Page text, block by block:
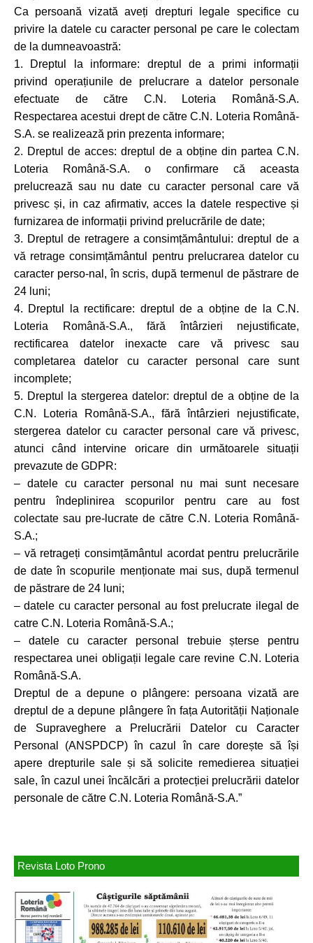
Ca persoană vizată aveți drepturi legale specifice cu
privire la datele cu caracter personal pe care le colectam
de la dumneavoastră:
1. Dreptul la informare: dreptul de a primi informații
privind operațiunile de prelucrare a datelor personale
efectuate de către C.N. Loteria Română-S.A.
Respectarea acestui drept de către C.N. Loteria Română-
S.A. se realizează prin prezenta informare;
2. Dreptul de acces: dreptul de a obține din partea C.N.
Loteria Română-S.A. o confirmare că aceasta
prelucrează sau nu date cu caracter personal care vă
privesc și, in caz afirmativ, acces la datele respective și
furnizarea de informații privind prelucrările de date;
3. Dreptul de retragere a consimțământului: dreptul de a
vă retrage consimțământul pentru prelucrarea datelor cu
caracter perso-nal, în scris, după termenul de păstrare de
24 luni;
4. Dreptul la rectificare: dreptul de a obține de la C.N.
Loteria Română-S.A., fără întârzieri nejustificate,
rectificarea datelor inexacte care vă privesc sau
completarea datelor cu caracter personal care sunt
incomplete;
5. Dreptul la stergerea datelor: dreptul de a obține de la
C.N. Loteria Română-S.A., fără întârzieri nejustificate,
stergerea datelor cu caracter personal care vă privesc,
atunci când intervine oricare din următoarele situații
prevazute de GDPR:
– datele cu caracter personal nu mai sunt necesare
pentru îndeplinirea scopurilor pentru care au fost
colectate sau pre-lucrate de către C.N. Loteria Română-
S.A.;
– vă retrageți consimțământul acordat pentru prelucrările
de date în scopurile menționate mai sus, după termenul
de păstrare de 24 luni;
– datele cu caracter personal au fost prelucrate ilegal de
catre C.N. Loteria Română-S.A.;
– datele cu caracter personal trebuie șterse pentru
respectarea unei obligații legale care revine C.N. Loteria
Română-S.A.
Dreptul de a depune o plângere: persoana vizată are
dreptul de a depune plângere în fața Autorității Naționale
de Supraveghere a Prelucrării Datelor cu Caracter
Personal (ANSPDCP) în cazul în care dorește să își
apere drepturile sale și să solicite remedierea situației
sale, în cazul unei încălcări a protecției prelucrării datelor
personale de către C.N. Loteria Română-S.A.”
Revista Loto Prono